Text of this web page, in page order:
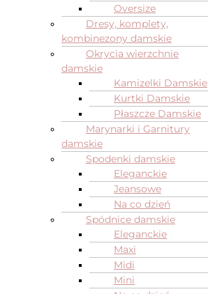
Oversize
Dresy, komplety,
kombinezony damskie
Okrycia wierzchnie
damskie
Kamizelki Damskie
Kurtki Damskie
Płaszcze Damskie
Marynarki i Garnitury
damskie
Spodenki damskie
Eleganckie
Jeansowe
Na co dzień
Spódnice damskie
Eleganckie
Maxi
Midi
Mini